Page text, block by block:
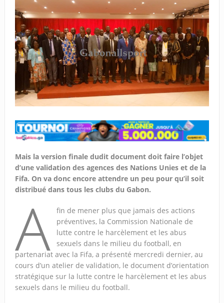
Mais la version finale dudit document doit faire l’objet
d’une validation des agences des Nations Unies et de la
Fifa. On va donc encore attendre un peu pour qu’il soit
distribué dans tous les clubs du Gabon.
A
fin de mener plus que jamais des actions
préventives, la Commission Nationale de
lutte contre le harcèlement et les abus
sexuels dans le milieu du football, en
partenariat avec la Fifa, a présenté mercredi dernier, au
cours d’un atelier de validation, le document d’orientation
stratégique sur la lutte contre le harcèlement et les abus
sexuels dans le milieu du football.